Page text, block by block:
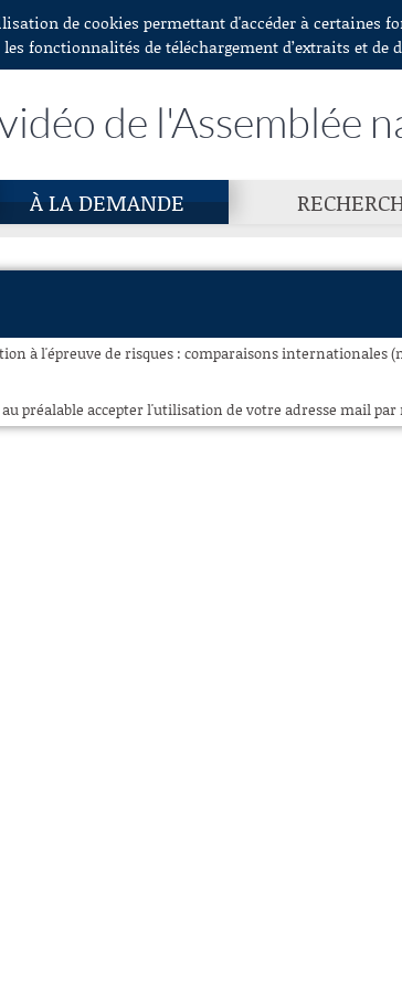
de cookies permettant d'accéder à certaines
fonctionnalités de téléchargement d’extraits et de
de l'Assemblée
À LA DEMANDE
à l'épreuve de risques : comparaisons internationales
au préalable accepter l'utilisation de votre adresse mail